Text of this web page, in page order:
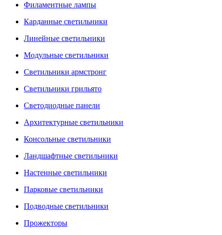
Филаментные лампы
Карданные светильники
Линейные светильники
Модульные светильники
Светильники армстронг
Светильники грильято
Светодиодные панели
Архитектурные светильники
Консольные светильники
Ландшафтные светильники
Настенные светильники
Парковые светильники
Подводные светильники
Прожекторы